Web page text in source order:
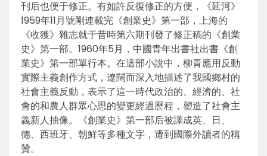
刊后也便于修正。有如許反復修正的方便，《延河》
1959年11月號剛連載完《創業史》第一部，上海的
《收獲》雜志就于昔時第六期刊發了修正稿的《創業
史》第一部。1960年5月，中國青年出書社出書《創
業史》第一部單行本。在這部小說中，柳青應用反動
實際主義創作方式，遼闊而深入地描述了我國鄉村的
社會主義反動，表示了這一時代政治的、經濟的、社
會的和農人群眾心思的變更經過歷程，塑造了社會主
義新人抽像。《創業史》第一部后被譯成英、日、
德、西班牙、朝鮮等多種文字，遭到國際外讀者的稱
贊。